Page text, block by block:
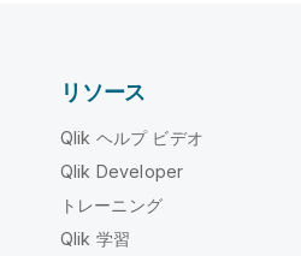
リソース
Qlik ヘルプ ビデオ
Qlik Developer
トレーニング
Qlik 学習